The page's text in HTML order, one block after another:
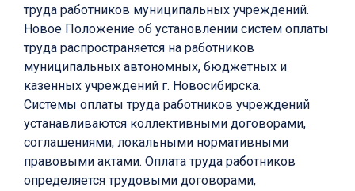
труда работников муниципальных учреждений.
Новое Положение об установлении систем оплаты
труда распространяется на работников
муниципальных автономных, бюджетных и
казенных учреждений г. Новосибирска.
Системы оплаты труда работников учреждений
устанавливаются коллективными договорами,
соглашениями, локальными нормативными
правовыми актами. Оплата труда работников
определяется трудовыми договорами,